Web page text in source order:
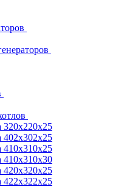
320x220x25
402x302x25
410x310x25
420x320x25
422x322x25